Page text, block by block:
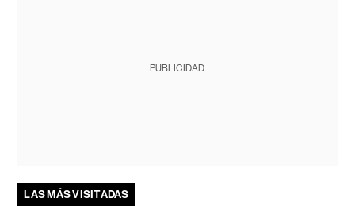
PUBLICIDAD
LAS MÁS VISITADAS